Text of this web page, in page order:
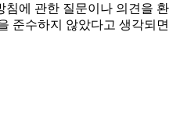
침에 관한 질문이나 의견을 환
준수하지 않았다고 생각되면